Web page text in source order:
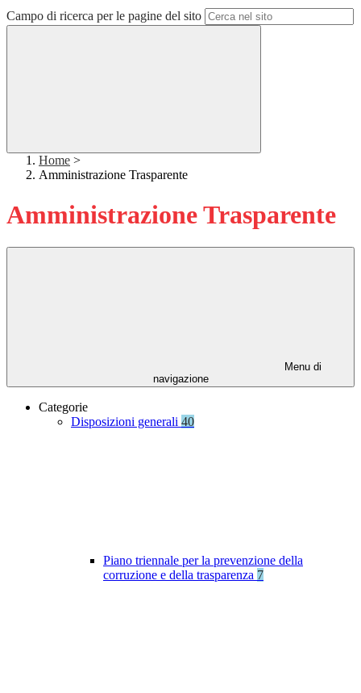
Campo di ricerca per le pagine del sito
Home >
Amministrazione Trasparente
Amministrazione Trasparente
Menu di
navigazione
Categorie
Disposizioni generali 40
Piano triennale per la prevenzione della
corruzione e della trasparenza 7